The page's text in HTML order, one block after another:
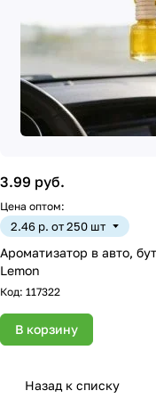
3.99 руб.
Цена оптом:
2.46 р. от 250 шт
Ароматизатор в авто,
Lemon
Код: 117322
В корзину
Назад к списку